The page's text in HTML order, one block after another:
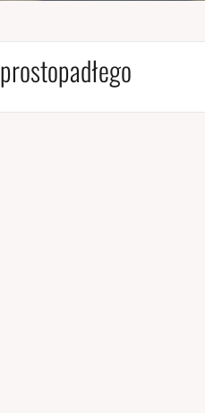
prostopadłego